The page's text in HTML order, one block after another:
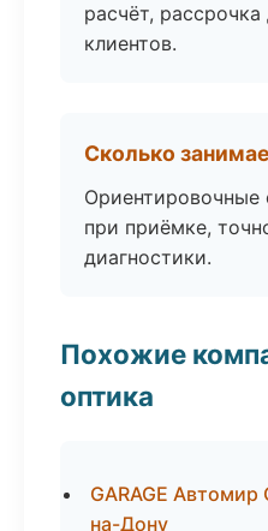
расчёт,
клиентов.
Сколько
при приёмке,
диагностики.
Похожие
оптика
GARAGE
на-Дону